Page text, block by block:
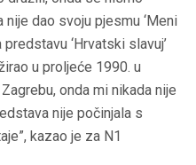
dao svoju pjesmu ‘Meni
‘Hrvatski slavuj’
u proljeće 1990. u
onda mi nikada nije
nije počinjala s
kazao je za N1